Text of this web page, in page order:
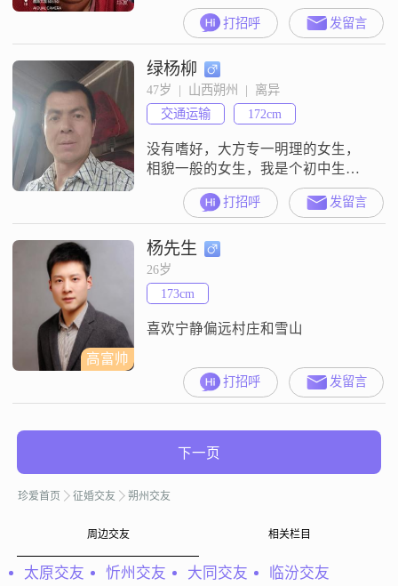
##3002##我的月收入在5001到8000
元之间，学历是大专##3002##我性
格稳重可靠，幽默风趣，自信果
断，耐心包容，随和易相处
##3002##我相信真诚是人与人之间
最重要的桥梁，所以我总是真诚待
人，也希望找到一个同样真诚的伴
侣##3002##
打招呼 发留言
绿杨柳
47岁  |  山西朔州  |  离异
交通运输
172cm
没有嗜好，大方专一明理的女生，
相貌一般的女生，我是个初中生，
想找个学历互补的，有一个小男孩
14岁和奶奶一起生活，我可以去女
方那里生活，女方也可以来男方这
里生活，每天工作的时间比较紧
张，可以预约在平台上相见。
打招呼 发留言
高富帅
杨先生
26岁
173cm
喜欢宁静偏远村庄和雪山
打招呼 发留言
下一页
珍爱首页 征婚交友 朔州交友
周边交友 相关栏目
太原交友 忻州交友 大同交友 临汾交友